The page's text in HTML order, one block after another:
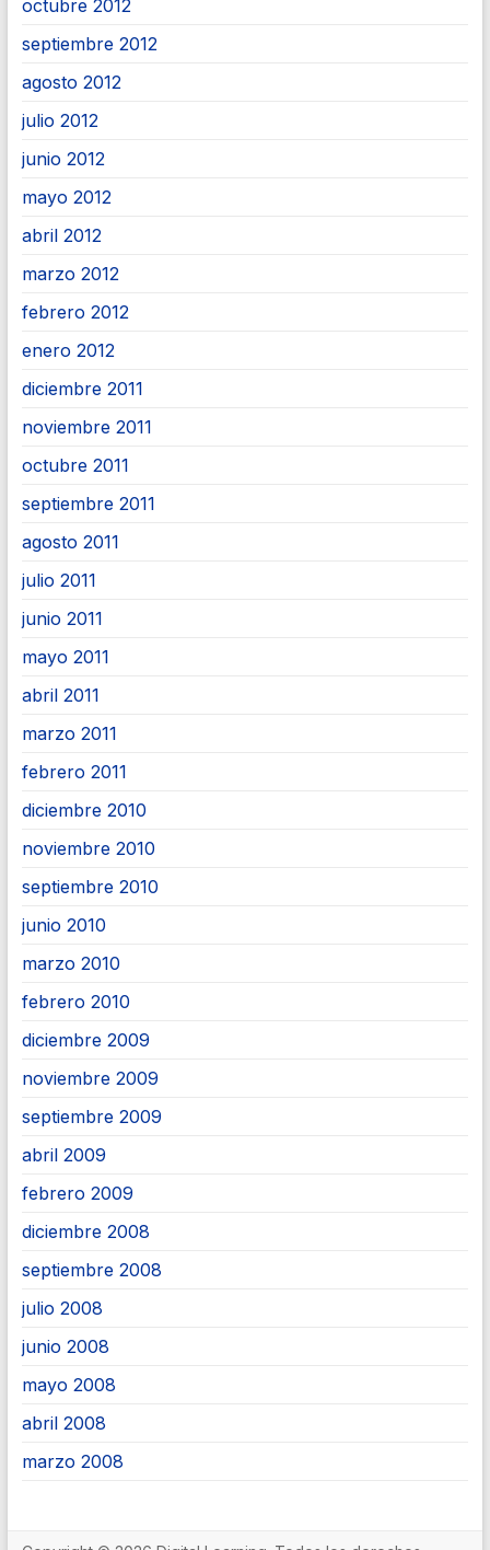
octubre 2012
septiembre 2012
agosto 2012
julio 2012
junio 2012
mayo 2012
abril 2012
marzo 2012
febrero 2012
enero 2012
diciembre 2011
noviembre 2011
octubre 2011
septiembre 2011
agosto 2011
julio 2011
junio 2011
mayo 2011
abril 2011
marzo 2011
febrero 2011
diciembre 2010
noviembre 2010
septiembre 2010
junio 2010
marzo 2010
febrero 2010
diciembre 2009
noviembre 2009
septiembre 2009
abril 2009
febrero 2009
diciembre 2008
septiembre 2008
julio 2008
junio 2008
mayo 2008
abril 2008
marzo 2008